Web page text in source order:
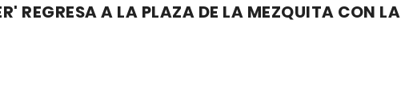
REGRESA A LA PLAZA DE LA MEZQUITA CON LA